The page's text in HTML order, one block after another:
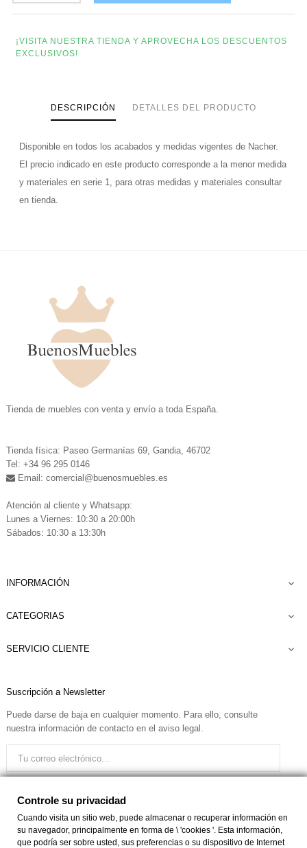
¡VISITA NUESTRA TIENDA Y APROVECHA LOS DESCUENTOS
EXCLUSIVOS!
DESCRIPCIÓN DETALLES DEL PRODUCTO
Disponible en todos los acabados y medidas vigentes de Nacher.
El precio indicado en este producto corresponde a la menor medida
y materiales en serie 1, para otras medidas y materiales consultar
en tienda.
Tienda de muebles con venta y envío a toda España.
Tienda física: Paseo Germanías 69, Gandia, 46702
Tel: +34 96 295 0146
Email: comercial @buenosmuebles.es
Atención al cliente y Whatsapp:
Lunes a Viernes: 10:30 a 20:00h
Sábados: 10:30 a 13:30h
INFORMACIÓN 
CATEGORIAS 
SERVICIO CLIENTE 
Suscripción a Newsletter
Puede darse de baja en cualquier momento. Para ello, consulte
nuestra información de contacto en el aviso legal.
Quiero recibir el boletín
FacebookInstagram
Controle su privacidad
Cuando visita un sitio web, puede almacenar o recuperar información en
su navegador, principalmente en forma de \ 'cookies '. Esta información,
que podría ser sobre usted, sus preferencias o su dispositivo de Internet